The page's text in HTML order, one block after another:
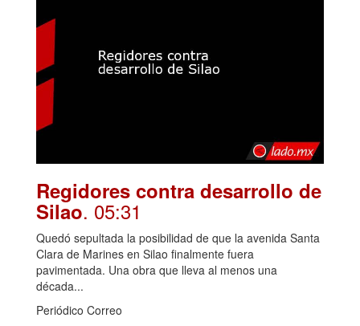
Regidores contra desarrollo de
Silao. 05:31
Quedó sepultada la posibilidad de que la avenida Santa
Clara de Marines en Silao finalmente fuera
pavimentada. Una obra que lleva al menos una
década...
Periódico Correo